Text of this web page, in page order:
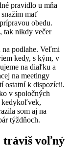
pravidlo u mňa
mať
obedu.
tak nikdy večer
na podlahe. Veľmi
kedy, s kým, v
na diaľku a
na meetingy
ostatní k dispozícii.
v spoločných
kedykoľvek,
som aj na
týždňoch.
tráviš voľný